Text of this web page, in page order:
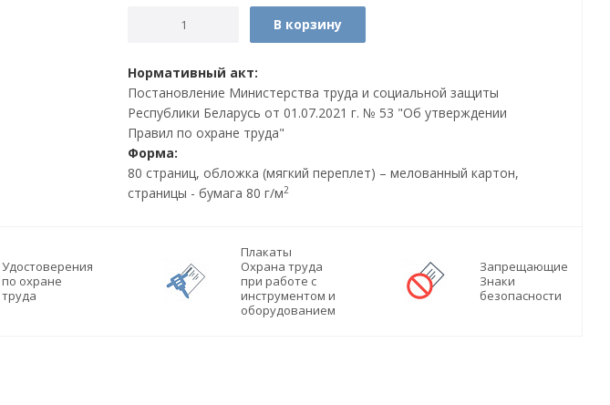
В корзину
Нормативный акт:
Постановление Министерства труда и социальной защиты
Республики Беларусь от 01.07.2021 г. № 53 "Об утверждении
Правил по охране труда"
Форма:
80 страниц, обложка (мягкий переплет) – мелованный картон,
страницы - бумага 80 г/м2
Удостоверения
по охране
труда
Плакаты
Охрана труда
при работе с
инструментом и
оборудованием
Запрещающие
Знаки
безопасности